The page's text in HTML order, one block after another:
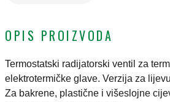
OPIS PROIZVODA
Termostatski radijatorski ventil za
elektrotermičke glave. Verzija za
Za bakrene, plastične i višeslojne